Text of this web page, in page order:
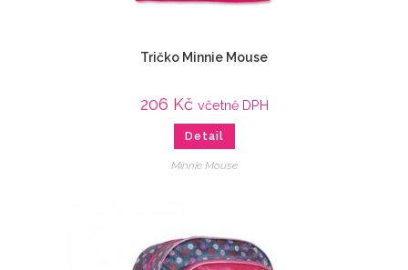
Tričko Minnie Mouse
206 Kč včetně DPH
Detail
Minnie Mouse